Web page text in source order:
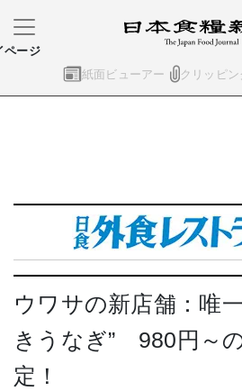
紙面ビューアー クリッピン
ページ
ウワサの新店舗：唯
きうなぎ” 980円～
定！